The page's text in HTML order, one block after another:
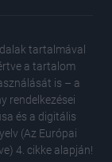
tartalmával
a tartalom
is – a
rendelkezései
és a digitális
(Az Európai
4. cikke alapján!